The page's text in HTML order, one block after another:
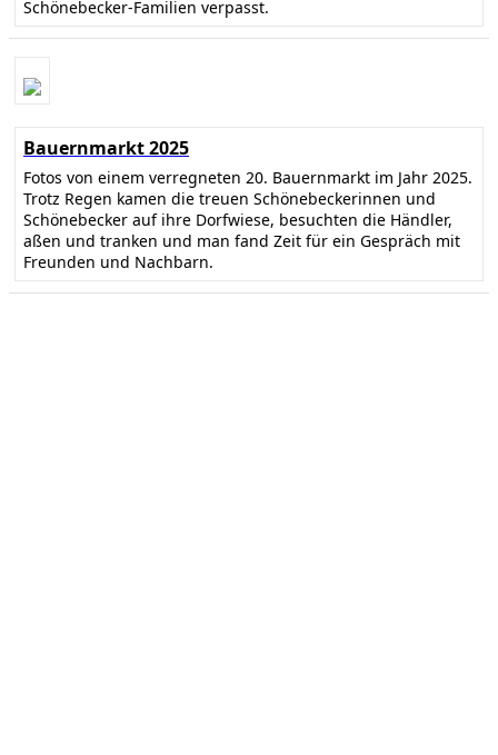
Schönebecker-Familien verpasst.
Bauernmarkt 2025
Fotos von einem verregneten 20. Bauernmarkt im Jahr 2025.
Trotz Regen kamen die treuen Schönebeckerinnen und
Schönebecker auf ihre Dorfwiese, besuchten die Händler,
aßen und tranken und man fand Zeit für ein Gespräch mit
Freunden und Nachbarn.